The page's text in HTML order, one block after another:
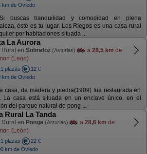
km de Oviedo
buscas tranquilidad y comodidad en plena
éste es tu lugar. Los Riegos es una casa rural
por habitaciones situada ...
La Aurora
Rural en Sobrefoz (Asturias) a 28,5 km de
(León)
plazas
12 €
km de Oviedo
casa, de madera y piedra(1909) fue restaurada en
La casa está situada en un enclave único, en el
del parque natural de pong ...
Rural La Tanda
Rural en Ponga (Asturias) a 28,6 km de
(León)
plazas
22 €
km de Oviedo